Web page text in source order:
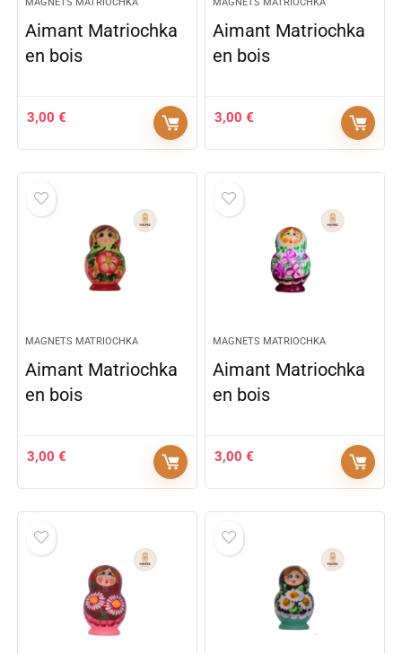
Aimant Matriochka
en bois
3,00€
Aimant Matriochka
en bois
3,00€
MAGNETS MATRIOCHKA
Aimant Matriochka
en bois
3,00€
MAGNETS MATRIOCHKA
Aimant Matriochka
en bois
3,00€